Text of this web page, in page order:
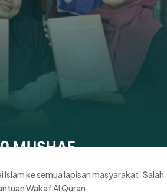
ke semua lapisan masyarakat. Salah
Wakaf Al Quran.